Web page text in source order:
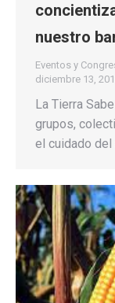
nuestro
Eventos y
diciembre 13,
La Tierra
grupos,
el cuidado